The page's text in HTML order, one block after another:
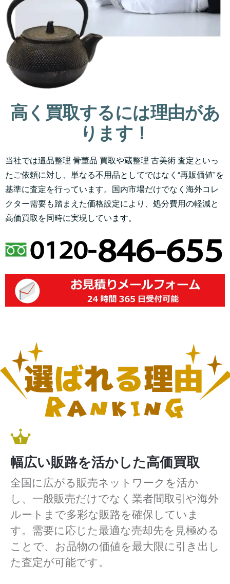
高く買取するには理由があ
ります！
当社では遺品整理 骨董品 買取や蔵整理 古美術 査定といっ
たご依頼に対し、単なる不用品としてではなく“再販価値”を
基準に査定を行っています。国内市場だけでなく海外コレ
クター需要も踏まえた価格設定により、処分費用の軽減と
高価買取を同時に実現しています。
幅広い販路を活かした高価買取
全国に広がる販売ネットワークを活か
し、一般販売だけでなく業者間取引や海外
ルートまで多彩な販路を確保していま
す。需要に応じた最適な売却先を見極める
ことで、お品物の価値を最大限に引き出し
た査定が可能です。